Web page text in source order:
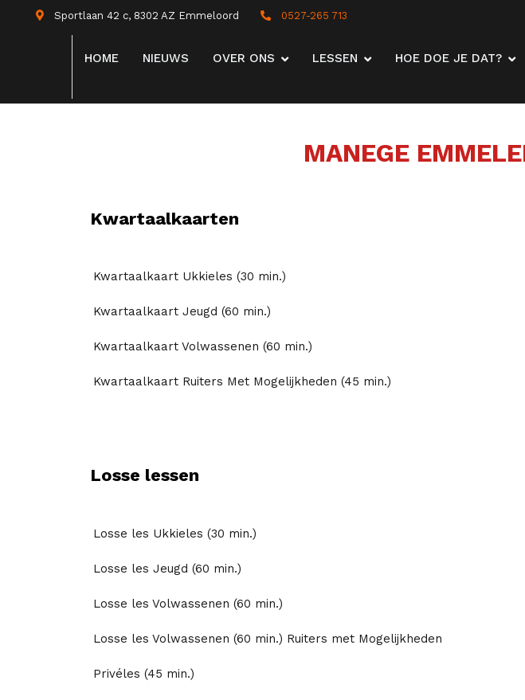
Sportlaan 42 c, 8302 AZ Emmeloord 0527-265 713
HOME NIEUWS OVER ONS LESSEN HOE DOE JE DAT?
MANEGE
Kwartaalkaarten
Kwartaalkaart Ukkieles (30 min.)
Kwartaalkaart Jeugd (60 min.)
Kwartaalkaart Volwassenen (60 min.)
Kwartaalkaart Ruiters Met Mogelijkheden (45 min.)
Losse lessen
Losse les Ukkieles (30 min.)
Losse les Jeugd (60 min.)
Losse les Volwassenen (60 min.)
Losse les Volwassenen (60 min.) Ruiters met Mogelijkheden
Privéles (45 min.)